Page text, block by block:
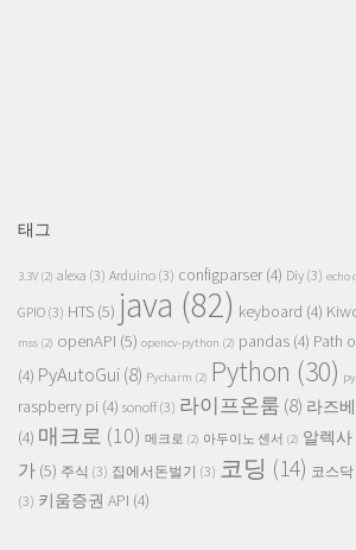
태그
3.3V (2) alexa (3) Arduino (3) configparser(4) Diy (3) echo
GPIO (3) HTS (5) java (82) keyboard (4)
mss (2) openAPI (5) opencv-python (2) pandas (4) Path
(4) PyAutoGui(8) Pycharm (2) Python (30)
raspberry pi (4) sonoff(3) 라이프온룸 (8) 라즈
(4) 매크로 (10) 메크로 (2) 아두이노 센서 (2) 알렉사
가 (5) 주식 (3) 집에서돈벌기 (3) 코딩 (14) 코스닥
(3) 키움증권 API (4)